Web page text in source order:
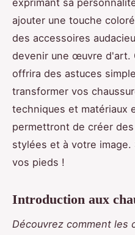
ajouter une touche
des accessoires
devenir une œuvre d'art.
offrira des astuces
transformer vos
techniques et matériaux
permettront de créer
stylées et à votre
vos pieds !
Introduction aux
Découvrez comment les